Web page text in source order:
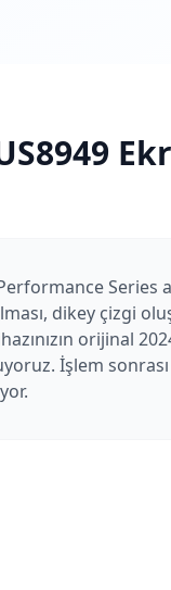
dikey çizgi
orijinal
İşlem sonrası